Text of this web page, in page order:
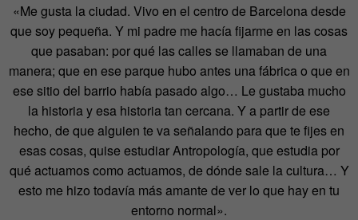
«Me gusta la ciudad. Vivo en el centro de Barcelona desde
que soy pequeña. Y mi padre me hacía fijarme en las cosas
que pasaban: por qué las calles se llamaban de una
manera; que en ese parque hubo antes una fábrica o que en
ese sitio del barrio había pasado algo… Le gustaba mucho
la historia y esa historia tan cercana. Y a partir de ese
hecho, de que alguien te va señalando para que te fijes en
esas cosas, quise estudiar Antropología, que estudia por
qué actuamos como actuamos, de dónde sale la cultura… Y
esto me hizo todavía más amante de ver lo que hay en tu
entorno normal».